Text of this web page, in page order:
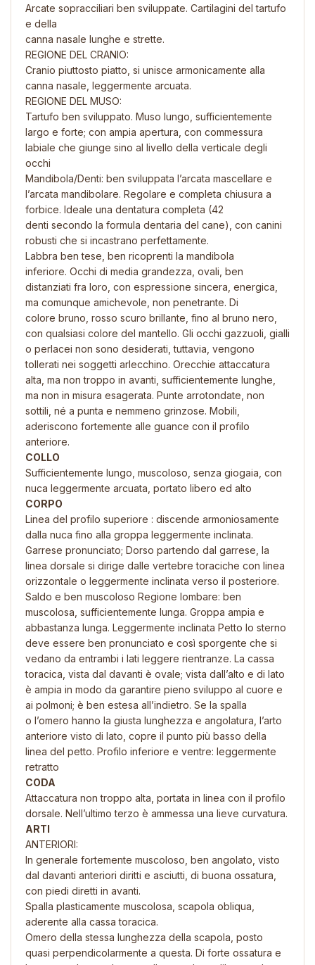
Arcate sopracciliari ben sviluppate. Cartilagini del tartufo
e della
canna nasale lunghe e strette.
REGIONE DEL CRANIO:
Cranio piuttosto piatto, si unisce armonicamente alla
canna nasale, leggermente arcuata.
REGIONE DEL MUSO:
Tartufo ben sviluppato. Muso lungo, sufficientemente
largo e forte; con ampia apertura, con commessura
labiale che giunge sino al livello della verticale degli
occhi
Mandibola/Denti: ben sviluppata l’arcata mascellare e
l’arcata mandibolare. Regolare e completa chiusura a
forbice. Ideale una dentatura completa (42
denti secondo la formula dentaria del cane), con canini
robusti che si incastrano perfettamente.
Labbra ben tese, ben ricoprenti la mandibola
inferiore. Occhi di media grandezza, ovali, ben
distanziati fra loro, con espressione sincera, energica,
ma comunque amichevole, non penetrante. Di
colore bruno, rosso scuro brillante, fino al bruno nero,
con qualsiasi colore del mantello. Gli occhi gazzuoli, gialli
o perlacei non sono desiderati, tuttavia, vengono
tollerati nei soggetti arlecchino. Orecchie attaccatura
alta, ma non troppo in avanti, sufficientemente lunghe,
ma non in misura esagerata. Punte arrotondate, non
sottili, né a punta e nemmeno grinzose. Mobili,
aderiscono fortemente alle guance con il profilo
anteriore.
COLLO
Sufficientemente lungo, muscoloso, senza giogaia, con
nuca leggermente arcuata, portato libero ed alto
CORPO
Linea del profilo superiore : discende armoniosamente
dalla nuca fino alla groppa leggermente inclinata.
Garrese pronunciato; Dorso partendo dal garrese, la
linea dorsale si dirige dalle vertebre toraciche con linea
orizzontale o leggermente inclinata verso il posteriore.
Saldo e ben muscoloso Regione lombare: ben
muscolosa, sufficientemente lunga. Groppa ampia e
abbastanza lunga. Leggermente inclinata Petto lo sterno
deve essere ben pronunciato e così sporgente che si
vedano da entrambi i lati leggere rientranze. La cassa
toracica, vista dal davanti è ovale; vista dall’alto e di lato
è ampia in modo da garantire pieno sviluppo al cuore e
ai polmoni; è ben estesa all’indietro. Se la spalla
o l’omero hanno la giusta lunghezza e angolatura, l’arto
anteriore visto di lato, copre il punto più basso della
linea del petto. Profilo inferiore e ventre: leggermente
retratto
CODA
Attaccatura non troppo alta, portata in linea con il profilo
dorsale. Nell’ultimo terzo è ammessa una lieve curvatura.
ARTI
ANTERIORI:
In generale fortemente muscoloso, ben angolato, visto
dal davanti anteriori diritti e asciutti, di buona ossatura,
con piedi diretti in avanti.
Spalla plasticamente muscolosa, scapola obliqua,
aderente alla cassa toracica.
Omero della stessa lunghezza della scapola, posto
quasi perpendicolarmente a questa. Di forte ossatura e